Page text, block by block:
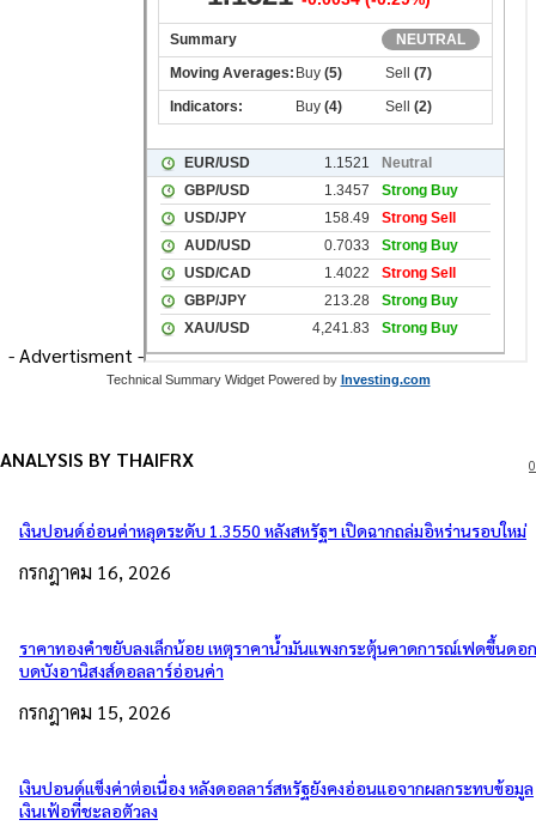
- Advertisment -
Technical Summary Widget Powered by Investing.com
0
ANALYSIS BY THAIFRX
เงินปอนด์อ่อนค่าหลุดระดับ 1.3550 หลังสหรัฐฯ เปิดฉากถล่มอิหร่านรอบใหม่
กรกฎาคม 16, 2026
ราคาทองคำขยับลงเล็กน้อย เหตุราคาน้ำมันแพงกระตุ้นคาดการณ์เฟดขึ้นดอ
บดบังอานิสงส์ดอลลาร์อ่อนค่า
กรกฎาคม 15, 2026
เงินปอนด์แข็งค่าต่อเนื่อง หลังดอลลาร์สหรัฐยังคงอ่อนแอจากผลกระทบข้อมูล
เงินเฟ้อที่ชะลอตัวลง